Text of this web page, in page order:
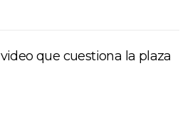
que cuestiona la plaza